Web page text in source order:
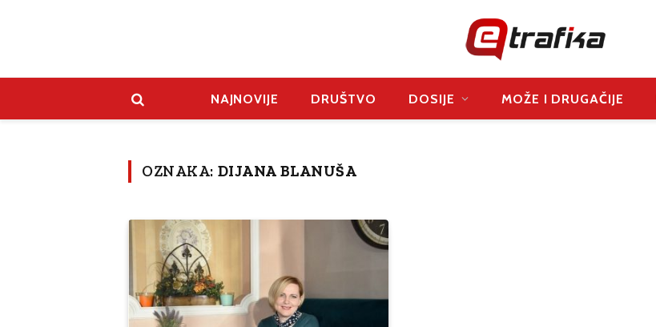
NAJNOVIJE DRUŠTVO DOSIJE MOŽE I DRUGAČIJE
OZNAKA: DIJANA BLANUŠA